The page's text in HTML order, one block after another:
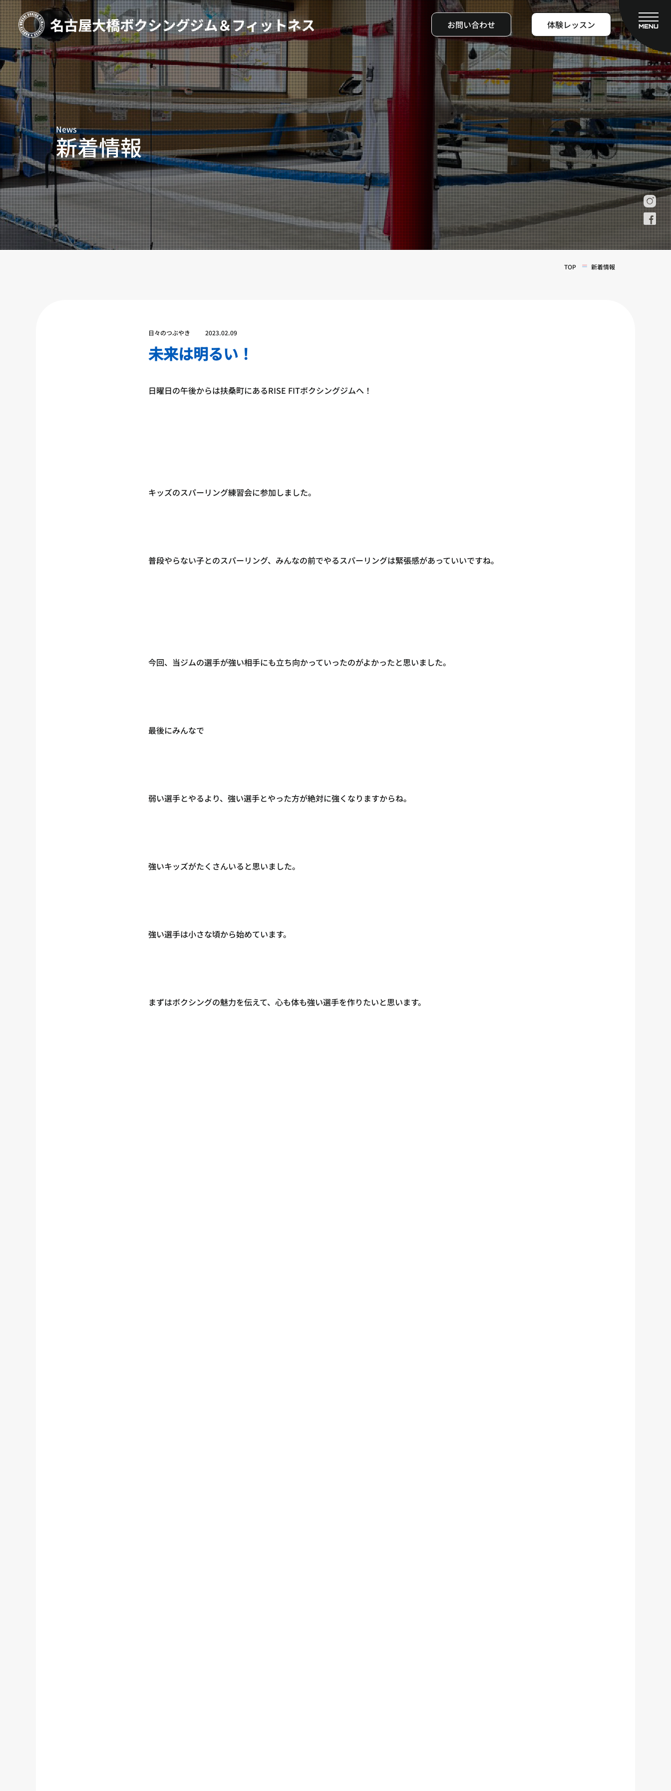
お問い合わせ 体験レッスン
MENU
TOP
新着情報
ご予約
プライベートコース予約
レンタルスタジオ予約
名古屋大橋ボクシングジムについて
大橋弘政プロフィール
スタッフ紹介
料金案内
設備紹介
アクセス
実戦コース
料金システム
選手紹介
よくある質問
フィットネスコース
料金システム
ビフォーアフター
よくある質問
News
新着情報
TOP 新着情報
日々のつぶやき 2023.02.09
未来は明るい！
日曜日の午後からは扶桑町にあるRISE FITボクシングジムへ！
キッズのスパーリング練習会に参加しました。
普段やらない子とのスパーリング、みんなの前でやるスパーリングは緊張感があっていいですね。
今回、当ジムの選手が強い相手にも立ち向かっていったのがよかったと思いました。
最後にみんなで
弱い選手とやるより、強い選手とやった方が絶対に強くなりますからね。
強いキッズがたくさんいると思いました。
強い選手は小さな頃から始めています。
まずはボクシングの魅力を伝えて、心も体も強い選手を作りたいと思います。